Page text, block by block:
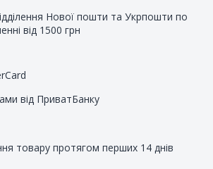
Нової пошти та Укрпошти по
від 1500 грн
від ПриватБанку
товару протягом перших 14 днів